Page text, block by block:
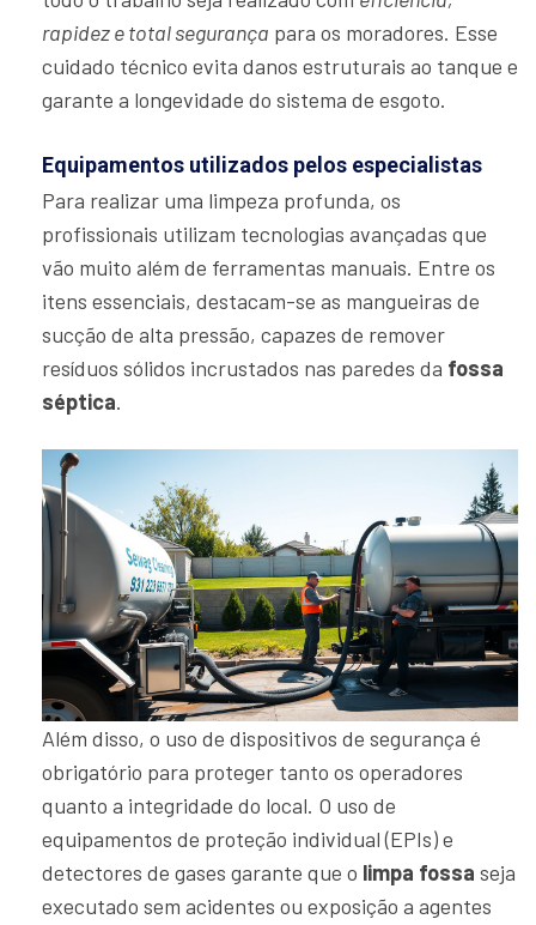
rapidez e total segurança para os moradores. Esse
cuidado técnico evita danos estruturais ao tanque e
garante a longevidade do sistema de esgoto.
Equipamentos utilizados pelos especialistas
Para realizar uma limpeza profunda, os
profissionais utilizam tecnologias avançadas que
vão muito além de ferramentas manuais. Entre os
itens essenciais, destacam-se as mangueiras de
sucção de alta pressão, capazes de remover
resíduos sólidos incrustados nas paredes da fossa
séptica.
Além disso, o uso de dispositivos de segurança é
obrigatório para proteger tanto os operadores
quanto a integridade do local. O uso de
equipamentos de proteção individual (EPIs) e
detectores de gases garante que o limpa fossa seja
executado sem acidentes ou exposição a agentes